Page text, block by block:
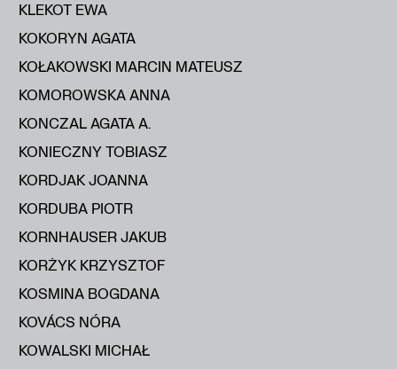
KLEKOT EWA
KOKORYN AGATA
KOŁAKOWSKI MARCIN MATEUSZ
KOMOROWSKA ANNA
KONCZAL AGATA A.
KONIECZNY TOBIASZ
KORDJAK JOANNA
KORDUBA PIOTR
KORNHAUSER JAKUB
KORŻYK KRZYSZTOF
KOSMINA BOGDANA
KOVÁCS NÓRA
KOWALSKI MICHAŁ